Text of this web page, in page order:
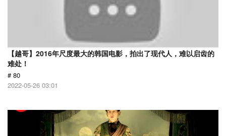
【越哥】2016年尺度最大的韩国电影，拍出了现代人，难以启齿的
难处！
# 80
2022-05-26 03:01